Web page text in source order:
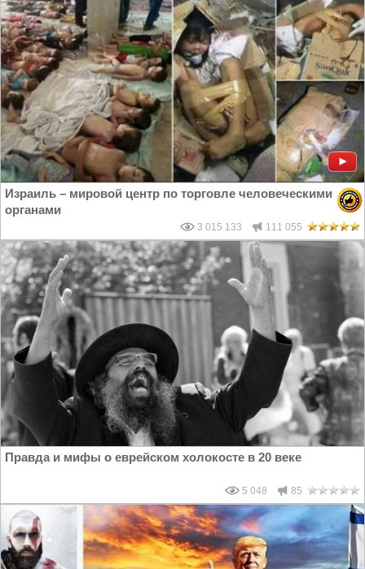
Израиль – мировой центр по торговле человеческими
органами
3 015 133 111 055
Правда и мифы о еврейском холокосте в 20 веке
5 048 85